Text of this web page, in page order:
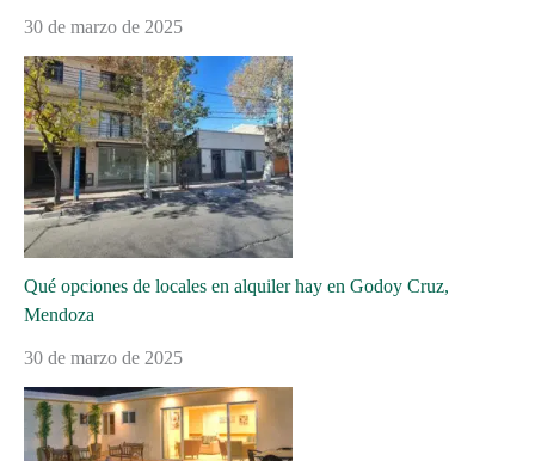
30 de marzo de 2025
Qué opciones de locales en alquiler hay en Godoy Cruz,
Mendoza
30 de marzo de 2025